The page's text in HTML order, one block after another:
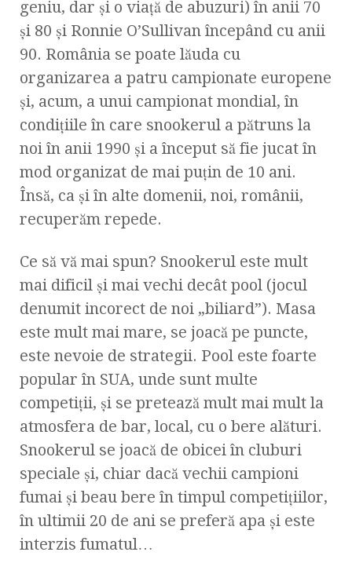
geniu, dar şi o viaţă de abuzuri) în anii 70
şi 80 şi Ronnie O’Sullivan începând cu anii
90. România se poate lăuda cu
organizarea a patru campionate europene
şi, acum, a unui campionat mondial, în
condiţiile în care snookerul a pătruns la
noi în anii 1990 şi a început să fie jucat în
mod organizat de mai puţin de 10 ani.
Însă, ca şi în alte domenii, noi, românii,
recuperăm repede.
Ce să vă mai spun? Snookerul este mult
mai dificil şi mai vechi decât pool (jocul
denumit incorect de noi „biliard”). Masa
este mult mai mare, se joacă pe puncte,
este nevoie de strategii. Pool este foarte
popular în SUA, unde sunt multe
competiţii, şi se pretează mult mai mult la
atmosfera de bar, local, cu o bere alături.
Snookerul se joacă de obicei în cluburi
speciale şi, chiar dacă vechii campioni
fumai şi beau bere în timpul competiţiilor,
în ultimii 20 de ani se preferă apa şi este
interzis fumatul…